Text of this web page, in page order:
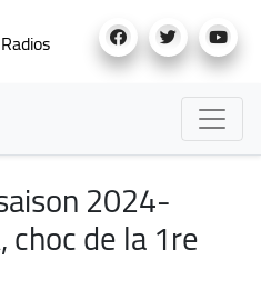
au
Radios
2024-
choc de la 1re